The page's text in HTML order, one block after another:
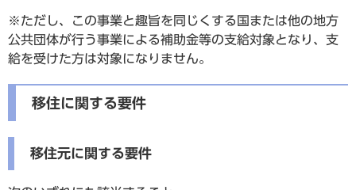
※ただし、この事業と趣旨を同じくする国または他の地方
公共団体が行う事業による補助金等の支給対象となり、支
給を受けた方は対象になりません。
移住に関する要件
移住元に関する要件